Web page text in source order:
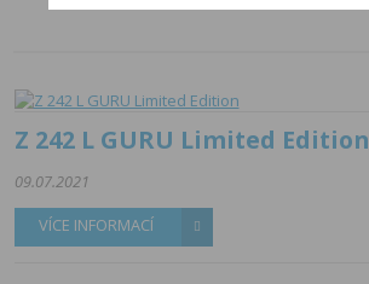
Z 242 L GURU Limited Edition
09.07.2021
VÍCE INFORMACÍ